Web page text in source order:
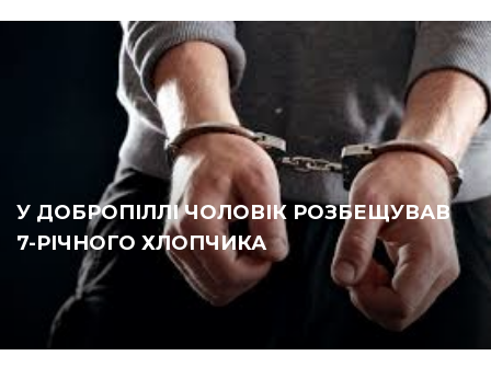
У ДОБРОПІЛЛІ ЧОЛОВІК РОЗБЕЩУВАВ
7-РІЧНОГО ХЛОПЧИКА